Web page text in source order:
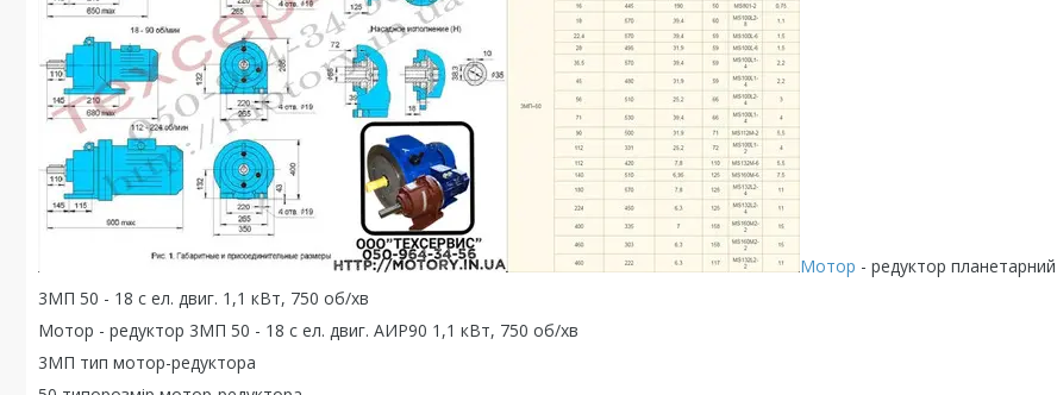
Мотор - редуктор планетарний
3МП 50 - 18 с ел. двиг. 1,1 кВт, 750 об/хв
Мотор - редуктор 3МП 50 - 18 с ел. двиг. АИР90 1,1 кВт, 750 об/хв
3МП тип мотор-редуктора